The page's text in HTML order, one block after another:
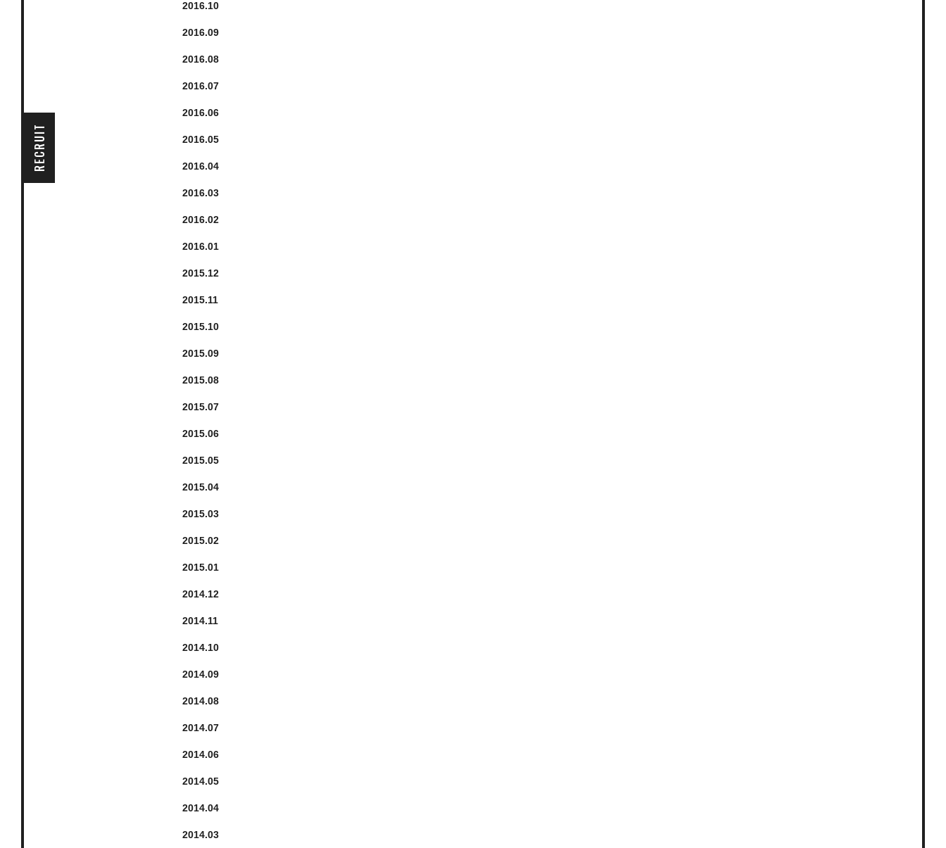
RECRUIT
2016.10
2016. 9
2016. 8
2016. 7
2016. 6
2016. 5
2016. 4
2016. 3
2016. 2
2016. 1
2015.12
2015.11
2015.10
2015. 9
2015. 8
2015. 7
2015. 6
2015. 5
2015. 4
2015. 3
2015. 2
2015. 1
2014.12
2014.11
2014.10
2014. 9
2014. 8
2014. 7
2014. 6
2014. 5
2014. 4
2014. 3